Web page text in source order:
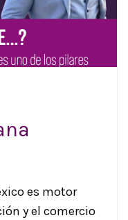
es motor
y el comercio